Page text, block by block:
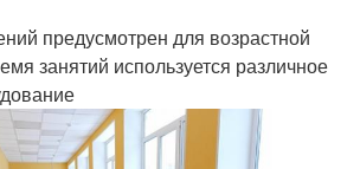
предусмотрен для возрастной
занятий используется различное